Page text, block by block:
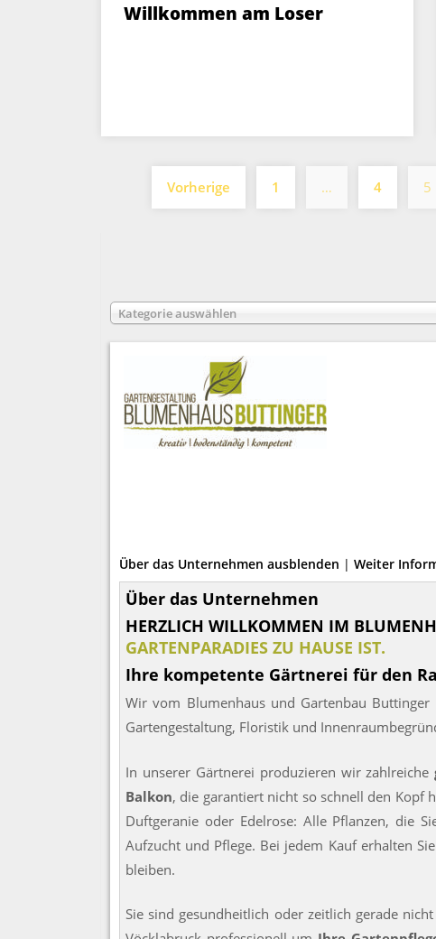
Willkommen am Loser
Seitennummerierung
Vorherige 1 … 4 5
Kategorie auswählen
Über das Unternehmen ausblenden | Weiter
Über das Unternehmen
HERZLICH WILLKOMMEN IM
GARTENPARADIES ZU HAUSE IST.
Ihre kompetente Gärtnerei für den
Wir vom Blumenhaus und Gartenbau
Gartengestaltung, Floristik und
In unserer Gärtnerei produzieren wir zahlreiche
Balkon, die garantiert nicht so schnell den Kopf
Duftgeranie oder Edelrose: Alle Pflanzen, die
Aufzucht und Pflege. Bei jedem Kauf erhalten
bleiben.
Sie sind gesundheitlich oder zeitlich gerade